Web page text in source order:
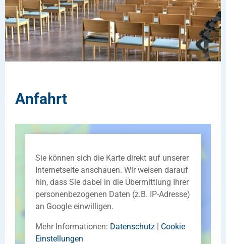
Anfahrt
Sie können sich die Karte direkt auf unserer
Internetseite anschauen. Wir weisen darauf
hin, dass Sie dabei in die Übermittlung Ihrer
personenbezogenen Daten (z.B. IP-Adresse)
an Google einwilligen.
Mehr Informationen: Datenschutz | Cookie
Einstellungen